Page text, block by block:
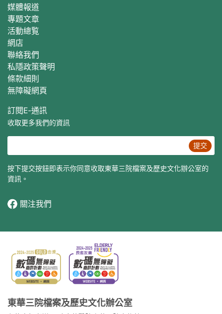
媒體報道
專題文章
活動總覧
網店
聯絡我們
私隱政策聲明
條款細則
無障礙網頁
訂閱E‐通訊
收取更多我們的資訊
提交
按下提交按鈕即表示你同意收取東華三院檔案及歷史文化辦公室的
資訊。
關注我們
東華三院檔案及歷史文化辦公室